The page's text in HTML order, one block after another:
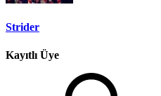
Strider
Kayıtlı Üye